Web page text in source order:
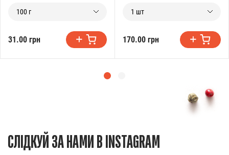
100 г
31.00 грн
1 шт
170.00 грн
СЛІДКУЙ ЗА НАМИ В INSTAGRAM